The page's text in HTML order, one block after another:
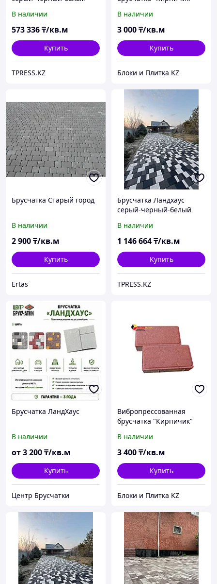
В наличии
573 336₸/кв.м
Купить
TPRESS.KZ
В наличии
3 000₸/кв.м
Купить
Блоки и Плитка KZ
Брусчатка Старый город
В наличии
2 900₸/кв.м
Купить
Ertas
Брусчатка Ландхаус
серый-черный-белый
В наличии
1 146 664₸/кв.м
Купить
TPRESS.KZ
Брусчатка ЛандХаус
В наличии
от3 200₸/кв.м
Купить
Центр Брусчатки
Вибропрессованная
брусчатка "Кирпичик"
В наличии
3 400₸/кв.м
Купить
Блоки и Плитка KZ